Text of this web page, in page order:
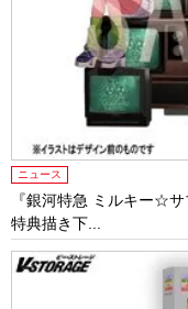
ニュース
『銀河特急 ミルキー☆
特典描き下...